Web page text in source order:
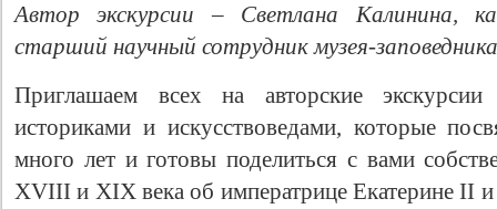
Автор экскурсии – Светлана Калинина,
старший научный сотрудник музея-
Приглашаем всех на авторские
историками и искусствоведами, которые
много лет и готовы поделиться с вами
XVIII и XIX века об императрице Екатерине II и